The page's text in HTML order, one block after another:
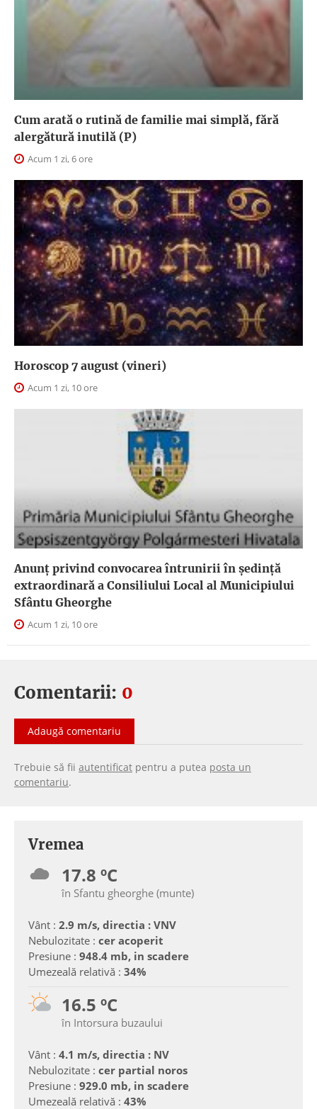
Cum arată o rutină de familie mai simplă, fără
alergătură inutilă (P)
Acum 1 zi, 6 ore
Horoscop 7 august (vineri)
Acum 1 zi, 10 ore
Anunţ privind convocarea întrunirii în şedinţă
extraordinară a Consiliului Local al Municipiului
Sfântu Gheorghe
Acum 1 zi, 10 ore
Comentarii: 0
Adaugă comentariu
Trebuie să fii autentificat pentru a putea posta un
comentariu.
Vremea
17.8 ºC
în Sfantu gheorghe (munte)
Vânt : 2.9 m/s, directia : VNV
Nebulozitate : cer acoperit
Presiune : 948.4 mb, in scadere
Umezeală relativă : 34%
16.5 ºC
în Intorsura buzaului
Vânt : 4.1 m/s, directia : NV
Nebulozitate : cer partial noros
Presiune : 929.0 mb, in scadere
Umezeală relativă : 43%